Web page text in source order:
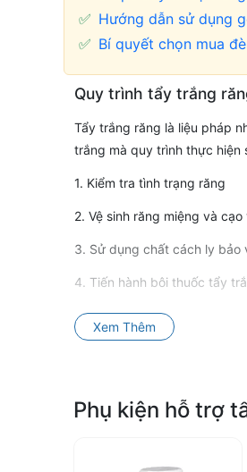
✅ Hướng dẫn sử dụng
✅ Bí quyết chọn mua
Phụ
kiện
tẩy
trắng
–
Tối
thao
Quy trình tẩy trắng
Tẩy trắng răng là liệu pháp
trắng mà quy trình thực hiện
1. Kiểm tra tình trạng răng
2. Vệ sinh răng miệng và
3. Sử dụng chất cách ly bảo
4. Tiến hành bôi thuốc tẩy
5. Chiếu đèn laser làm trắng
Các sản phẩm hỗ trợ
Bên cạnh những loại thuốc
Xem Thêm
Phụ kiện hỗ trợ